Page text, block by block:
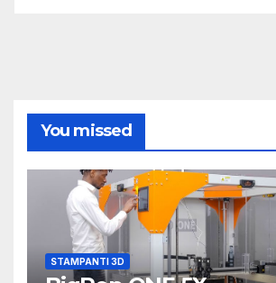
You missed
STAMPANTI 3D